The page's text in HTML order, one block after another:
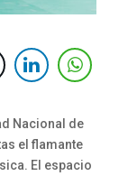
Nacional de
el flamante
El espacio